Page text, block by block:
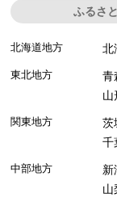
ふるさ
北海道地方 北
東北地方 青
山
関東地方 茨
千
中部地方 新
山